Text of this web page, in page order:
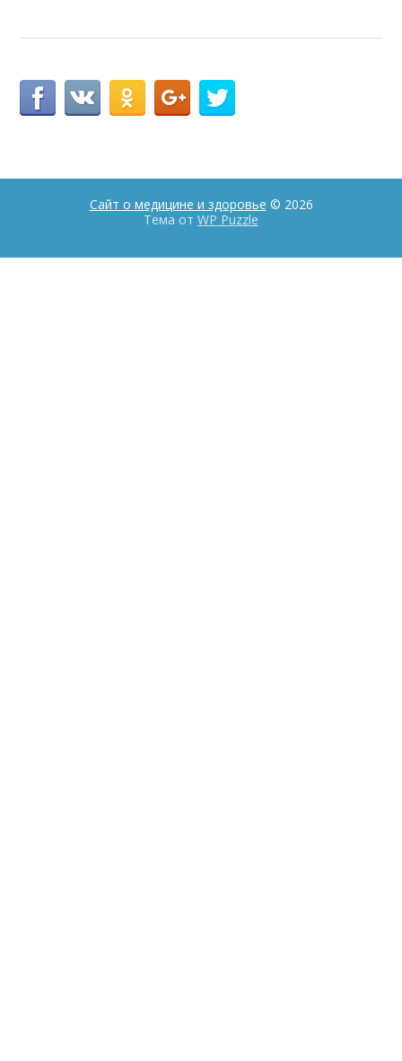
Сайт о медицине и здоровье © 2026
Тема от WP Puzzle